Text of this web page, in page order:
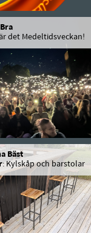
det Medeltidsveckan!
Bäst
: Kylskåp och barstolar